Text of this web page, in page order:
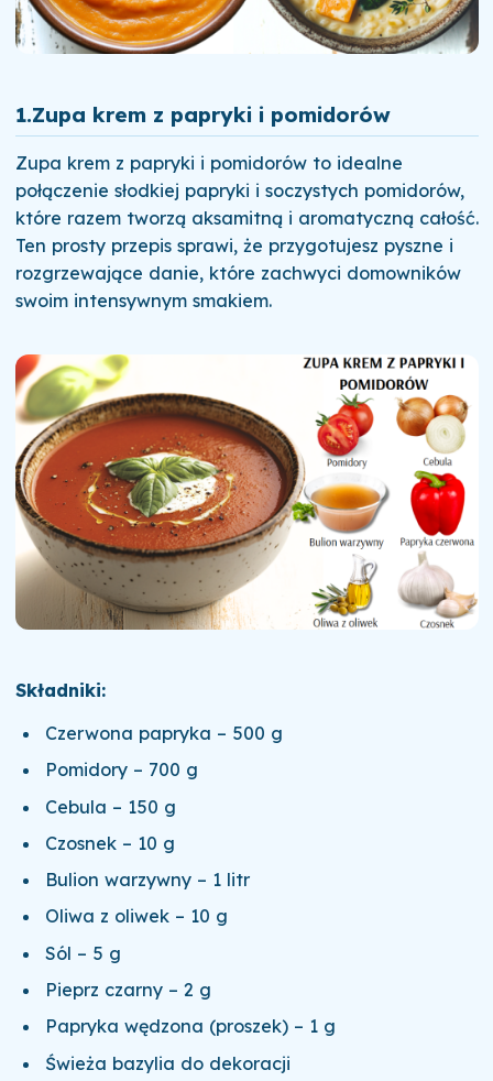
1.Zupa krem z papryki i pomidorów
Zupa krem z papryki i pomidorów to idealne
połączenie słodkiej papryki i soczystych pomidorów,
które razem tworzą aksamitną i aromatyczną całość.
Ten prosty przepis sprawi, że przygotujesz pyszne i
rozgrzewające danie, które zachwyci domowników
swoim intensywnym smakiem.
Składniki:
Czerwona papryka – 500 g
Pomidory – 700 g
Cebula – 150 g
Czosnek – 10 g
Bulion warzywny – 1 litr
Oliwa z oliwek – 10 g
Sól – 5 g
Pieprz czarny – 2 g
Papryka wędzona (proszek) – 1 g
Świeża bazylia do dekoracji